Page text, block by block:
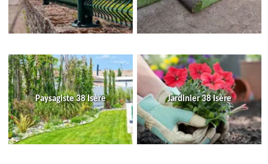
Paysagiste 38 Isère Jardinier 38 Isère